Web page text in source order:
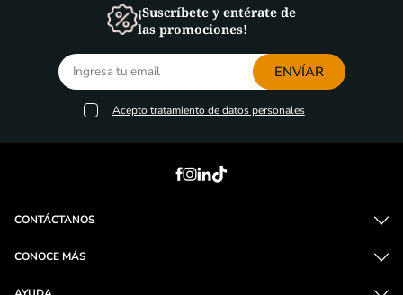
¡Suscríbete y entérate de
las promociones!
ENVÍAR
Acepto tratamiento de datos personales
CONTÁCTANOS
CONOCE MÁS